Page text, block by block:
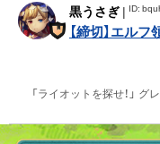
黒うさぎ | ID:
【締切】エル
「ライオットを探せ！」 グ